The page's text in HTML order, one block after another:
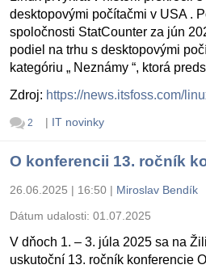
desktopovými počítačmi v USA .
spoločnosti StatCounter za jún
podiel na trhu s desktopovými
kategóriu „ Neznámy “, ktorá
Zdroj: https://news.itsfoss.com/
2 | IT novinky
O konferencii 13. ročník
26.06.2025 | 16:50 | Miroslav Bendík
Dátum udalosti: 01.07.2025
V dňoch 1. – 3. júla 2025 sa na
uskutoční 13. ročník konferencie